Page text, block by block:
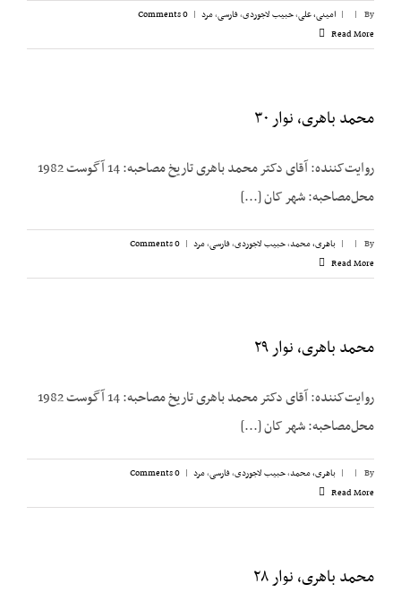
By
|
| امینی، علی,حبیب لاجوردی,فارسی,مرد |
0 Comments
Read More
محمد باهری، نوار ۳۰
روایت‌کننده: آقای دکتر محمد باهری تاریخ مصاحبه: 14 آگوست 1982
محل‌مصاحبه: شهر کان [...]
By
|
| باهری، محمد,حبیب لاجوردی,فارسی,مرد |
0 Comments
Read More
محمد باهری، نوار ۲۹
روایت‌کننده: آقای دکتر محمد باهری تاریخ مصاحبه: 14 آگوست 1982
محل‌مصاحبه: شهر کان [...]
By
|
| باهری، محمد,حبیب لاجوردی,فارسی,مرد |
0 Comments
Read More
محمد باهری، نوار ۲۸